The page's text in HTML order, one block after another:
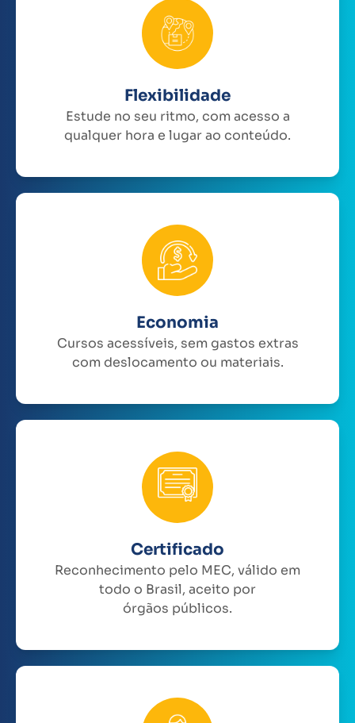
Flexibilidade
Estude no seu ritmo, com acesso a
qualquer hora e lugar ao conteúdo.
Economia
Cursos acessíveis, sem gastos extras
com deslocamento ou materiais.
Certificado
Reconhecimento pelo MEC, válido em
todo o Brasil, aceito por
órgãos públicos.